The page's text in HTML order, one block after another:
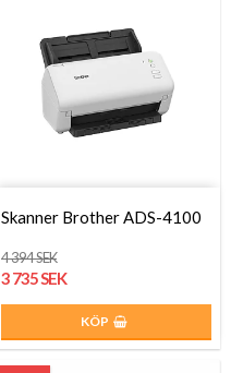
Skanner Brother ADS-4100
4 394 SEK
3 735 SEK
KÖP